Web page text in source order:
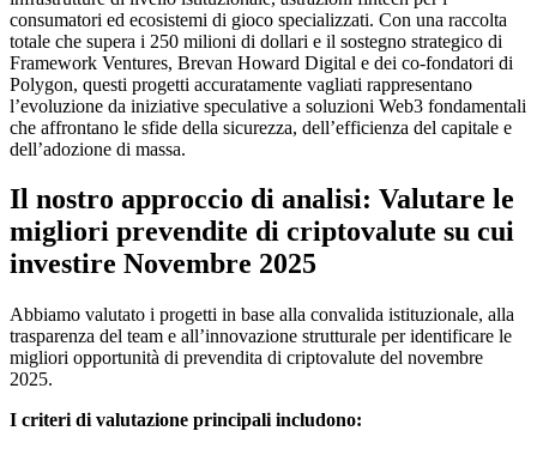
consumatori ed ecosistemi di gioco specializzati. Con una raccolta
totale che supera i 250 milioni di dollari e il sostegno strategico di
Framework Ventures, Brevan Howard Digital e dei co-fondatori di
Polygon, questi progetti accuratamente vagliati rappresentano
l’evoluzione da iniziative speculative a soluzioni Web3 fondamentali
che affrontano le sfide della sicurezza, dell’efficienza del capitale e
dell’adozione di massa.
Il nostro approccio di analisi: Valutare le
migliori prevendite di criptovalute su cui
investire Novembre 2025
Abbiamo valutato i progetti in base alla convalida istituzionale, alla
trasparenza del team e all’innovazione strutturale per identificare le
migliori opportunità di prevendita di criptovalute del novembre
2025.
I criteri di valutazione principali includono: